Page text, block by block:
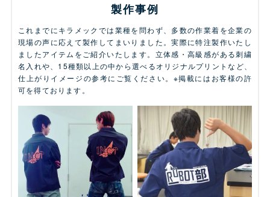
製作事例
これまでにキラメックでは業種を問わず、多数の作業着を企業の
現場の声に応えて製作してまいりました。実際に特注製作いたし
ましたアイテムをご紹介いたします。立体感・高級感がある刺繍
名入れや、15種類以上の中から選べるオリジナルプリントなど、
仕上がりイメージの参考にご覧ください。※掲載にはお客様の許
可を得ております。